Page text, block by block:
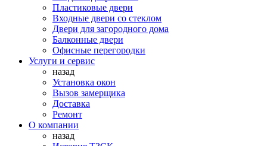
Пластиковые двери
Входные двери со стеклом
Двери для загородного дома
Балконные двери
Офисные перегородки
Услуги и сервис
назад
Установка окон
Вызов замерщика
Доставка
Ремонт
О компании
назад